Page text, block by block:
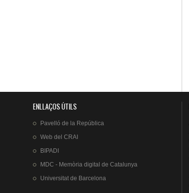
ENLLAÇOS ÚTILS
Pavelló de la República
Web delCRAI
BIPADI
MDC - Memòria digital de Catalunya
Universitat de Barcelona